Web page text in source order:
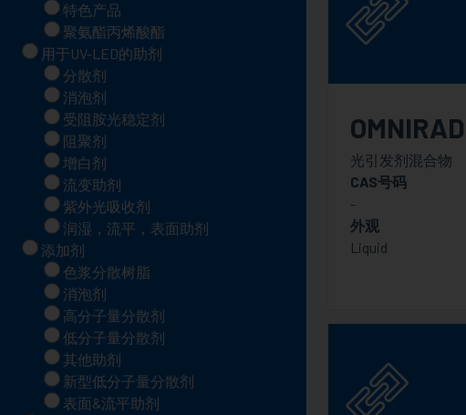
特色产品
聚氨酯丙烯酸酯
用于UV-LED的助剂
分散剂
消泡剂
受阻胺光稳定剂
阻聚剂
增白剂
流变助剂
紫外光吸收剂
润湿，流平，表面助剂
添加剂
色浆分散树脂
消泡剂
高分子量分散剂
低分子量分散剂
其他助剂
新型低分子量分散剂
表面&流平助剂
光引发剂混合物
CAS号码
-
外观
Liquid